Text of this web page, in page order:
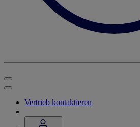
Vertrieb kontaktieren